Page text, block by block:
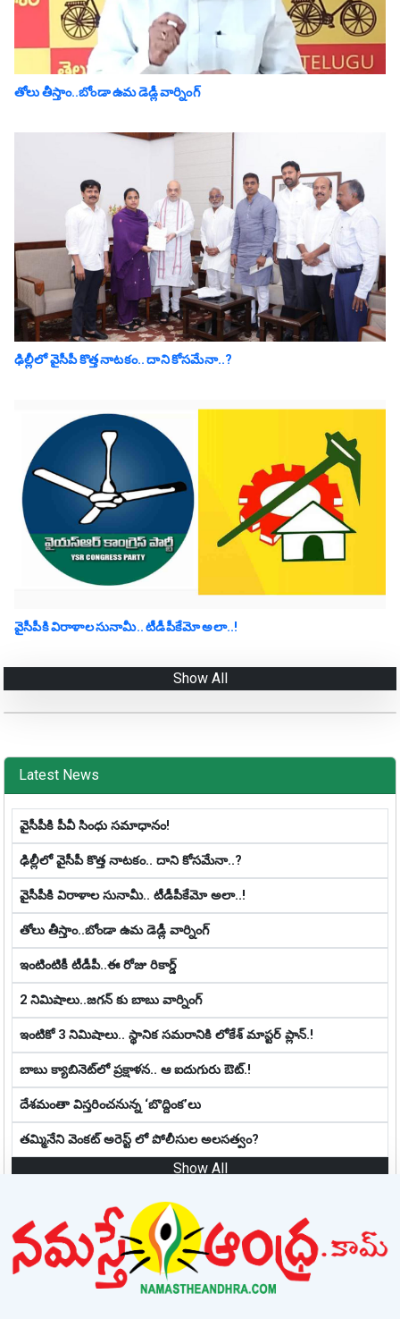
తోలు తీస్తాం..బోండా ఉమ డెడ్లీ వార్నింగ్
ఢిల్లీలో వైసీపీ కొత్త నాట‌కం.. దాని కోస‌మేనా..?
వైసీపీకి విరాళాల సునామీ.. టీడీపీకేమో అలా..!
Show All
Latest News
వైసీపీకి పీవీ సింధు సమాధానం!
ఢిల్లీలో వైసీపీ కొత్త నాట‌కం.. దాని కోస‌మేనా..?
వైసీపీకి విరాళాల సునామీ.. టీడీపీకేమో అలా..!
తోలు తీస్తాం..బోండా ఉమ డెడ్లీ వార్నింగ్
ఇంటింటికీ టీడీపీ..ఈ రోజు రికార్డ్
2 నిమిషాలు..జగన్ కు బాబు వార్నింగ్
ఇంటికో 3 నిమిషాలు.. స్థానిక స‌మ‌రానికి లోకేశ్ మాస్ట‌ర్ ప్లాన్‌.!
బాబు క్యాబినెట్‌లో ప్ర‌క్షాళ‌న‌.. ఆ ఐదుగురు ఔట్‌.!
దేశమంతా విస్తరించనున్న ‘బొద్దింక’లు
తమ్మినేని వెంకట్ అరెస్ట్ లో పోలీసుల అలసత్వం?
Show All